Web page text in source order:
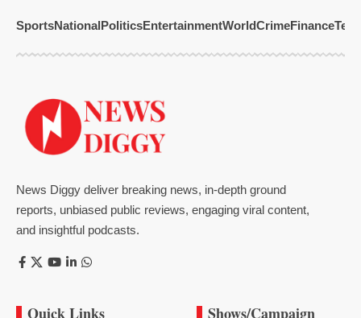
SportsNationalPoliticsEntertainmentWorldCrimeFinance
News Diggy deliver breaking news, in-depth ground
reports, unbiased public reviews, engaging viral content,
and insightful podcasts.
Quick Links Shows/Campaign